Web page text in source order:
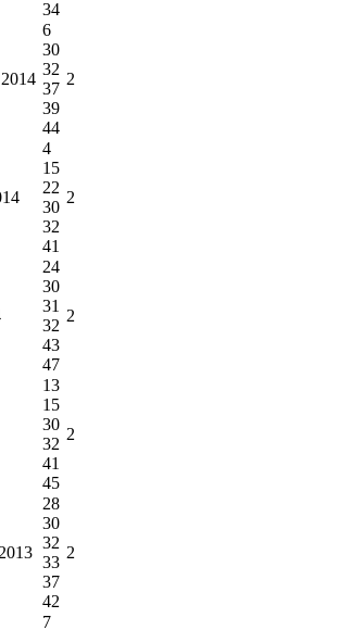
34
6
30
32
37
39
44
2
4
15
22
30
32
41
2
24
30
31
32
43
47
2
13
15
30
32
41
45
2
28
30
32
33
37
42
2
7